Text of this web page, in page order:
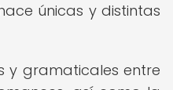
únicas y distintas
y gramaticales entre